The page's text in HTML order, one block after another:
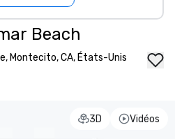
Beach
Montecito, CA, États-Unis
3D Vidéos